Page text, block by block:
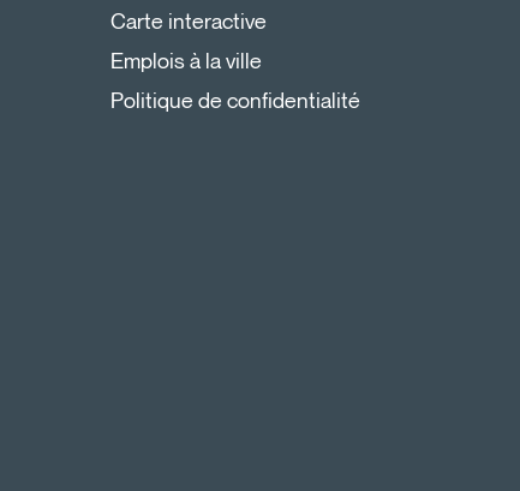
Carte interactive
Emplois à la ville
Politique de confidentialité